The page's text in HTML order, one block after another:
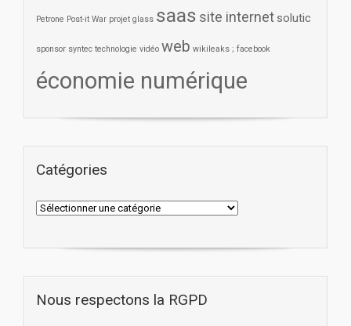
Petrone Post-it War projet glass saas site internet solutic
sponsor syntec technologie vidéo web wikileaks ; facebook
économie numérique
Catégories
Nous respectons la RGPD